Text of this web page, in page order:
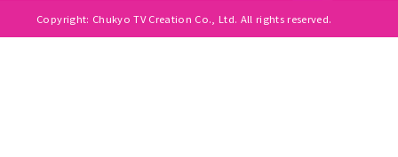
Copyright: Chukyo TV Creation Co., Ltd. All rights reserved.